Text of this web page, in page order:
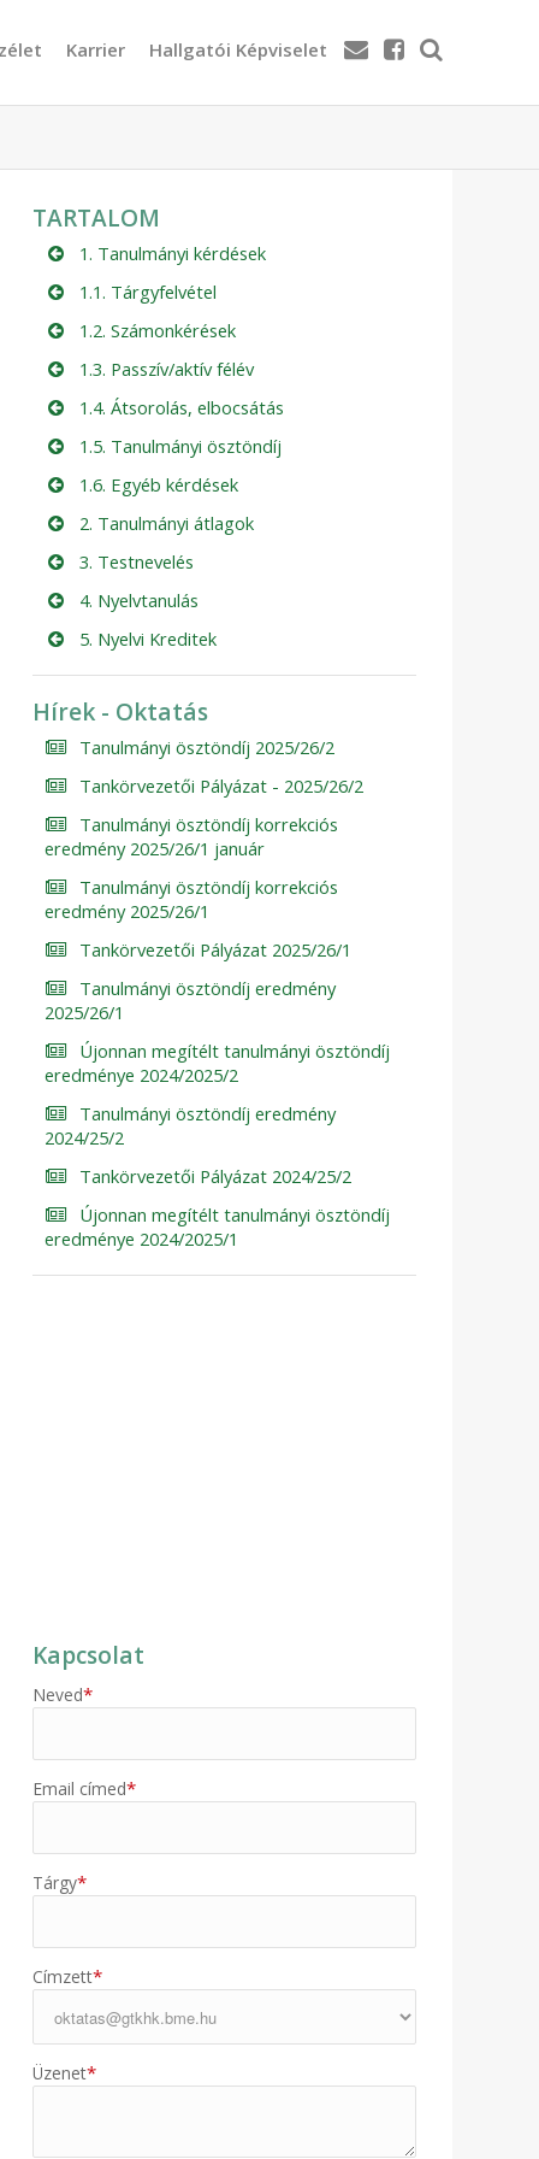
Karrier Hallgatói Képviselet
TARTALOM
1. Tanulmányi kérdések
1.1. Tárgyfelvétel
1.2. Számonkérések
1.3. Passzív/aktív félév
1.4. Átsorolás, elbocsátás
1.5. Tanulmányi ösztöndíj
1.6. Egyéb kérdések
2. Tanulmányi átlagok
3. Testnevelés
4. Nyelvtanulás
5. Nyelvi Kreditek
Hírek - Oktatás
Tanulmányi ösztöndíj 2025/26/2
Tankörvezetői Pályázat - 2025/26/2
Tanulmányi ösztöndíj korrekciós
eredmény 2025/26/1 január
Tanulmányi ösztöndíj korrekciós
eredmény 2025/26/1
Tankörvezetői Pályázat 2025/26/1
Tanulmányi ösztöndíj eredmény
2025/26/1
Újonnan megítélt tanulmányi ösztöndíj
eredménye 2024/2025/2
Tanulmányi ösztöndíj eredmény
2024/25/2
Tankörvezetői Pályázat 2024/25/2
Újonnan megítélt tanulmányi ösztöndíj
eredménye 2024/2025/1
Kapcsolat
Neved*
Email címed*
Tárgy*
Címzett*
Üzenet*